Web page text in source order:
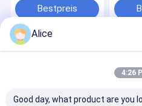
Informationen KEINE
authentische
würzige Chili-Pfeffer
geeignet für die
Nahrungsmittelproduktion
Bestpreis
Startseite Über
Sitemap
Alice
4:26
Good day, what product are you